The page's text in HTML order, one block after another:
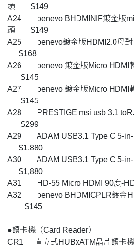
頭 $149
A24 benevo BHDMINIF鍍金版
頭 $149
A25 benevo鍍金版
$168
A26 benevo 鍍金版Micro
$145
A27 benevo 鍍金版Micro
$145
A28 PRESTIGE msi usb 3.1
$299
A29 ADAM USB3.1 Type C 5-in-
$1,880
A30 ADAM USB3.1 Type C 5-in-
$1,880
A31 HD-55 Micro HDMI 90度-
A32 benevo BHDMICPLR鍍金
$145
●讀卡機（Card Reader）
CR1 直立式HUBxATM晶片